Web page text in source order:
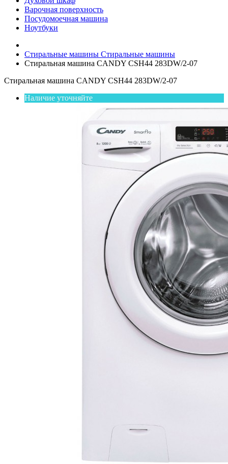
Варочная поверхность
Посудомоечная машина
Ноутбуки
Стиральные машины Стиральные машины
Стиральная машина CANDY CSH44 283DW/2-07
Стиральная машина CANDY CSH44 283DW/2-07
Наличие уточняйте